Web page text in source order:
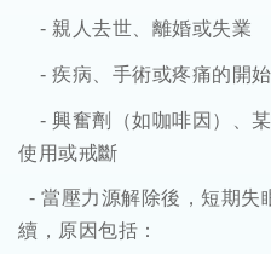
- 親人去世、離婚或失業
-疾病、手術或疼痛的開始
-興奮劑（如咖啡因）、
使用或戒斷
-當壓力源解除後，短期失
續，原因包括：